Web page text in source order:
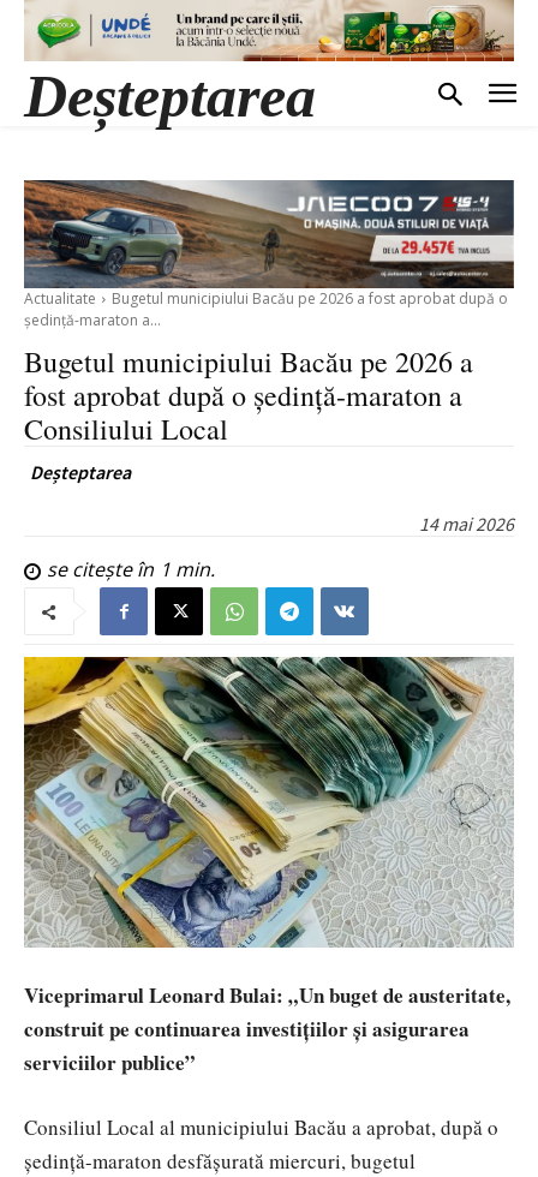
Deșteptarea
Actualitate
Bugetul municipiului Bacău pe 2026 a fost aprobat după o
ședință-maraton a...
Bugetul municipiului Bacău pe 2026 a
fost aprobat după o ședință-maraton a
Consiliului Local
Deșteptarea
14 mai 2026
se citește în 1 min.
Viceprimarul Leonard Bulai: „Un buget de austeritate,
construit pe continuarea investițiilor și asigurarea
serviciilor publice”
Consiliul Local al municipiului Bacău a aprobat, după o
ședință-maraton desfășurată miercuri, bugetul